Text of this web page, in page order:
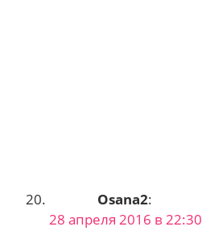
Osana2:
28 апреля 2016 в 22:30